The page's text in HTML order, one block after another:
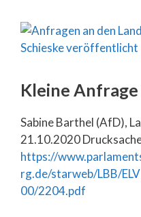
Kleine
Sabine Barthel (AfD),
21.10.2020
https://
rg.de/starweb/LBB/
00/2204.pdf